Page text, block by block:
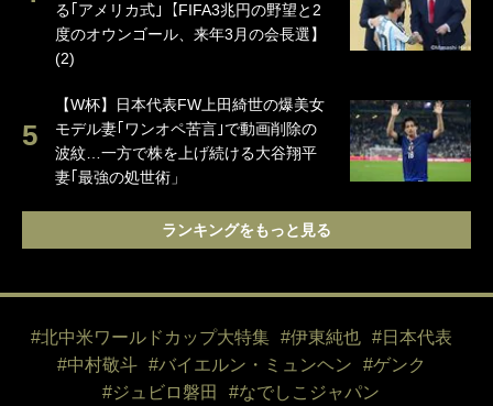
る｢アメリカ式｣【FIFA3兆円の野望と2
度のオウンゴール、来年3月の会長選】
(2)
【W杯】日本代表FW上田綺世の爆美女
モデル妻｢ワンオペ苦言｣で動画削除の
波紋…一方で株を上げ続ける大谷翔平
妻｢最強の処世術」
ランキングをもっと見る
#北中米ワールドカップ大特集 #伊東純也
#日本代表
#中村敬斗
#バイエルン・ミュンヘン
#ゲンク
#ジュビロ磐田
#なでしこジャパン